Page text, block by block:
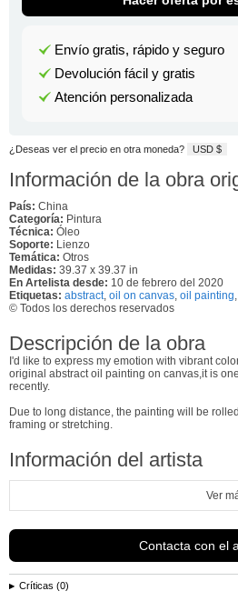
Envío gratis, rápido y seguro
Devolución fácil y gratis
Atención personalizada
¿Deseas ver el precio en otra moneda? USD $
Información de la obra
País: China
Categoría: Pintura
Técnica: Óleo
Soporte: Lienzo
Temática: Otros
Medidas: 39.37 x 39.37 in
En Artelista desde: 10 de febrero del 2020
Etiquetas: abstract, oil on canvas, oil painting,
© Todos los derechos reservados
Descripción de la obra
I'd like to express my emotion with vibrant
original abstract oil painting on canvas,it is
recently.
Due to long distance, the painting will be
framing or stretching.
Información del artista
Ver
Contacta con el
Críticas (0)